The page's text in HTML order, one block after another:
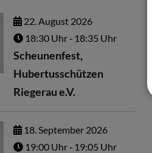
22.August 2026
18:30 Uhr‐ 18:35 Uhr
Scheunenfest,
Hubertusschützen
Riegerau e.V.
18.September 2026
19:00 Uhr‐ 19:05 Uhr